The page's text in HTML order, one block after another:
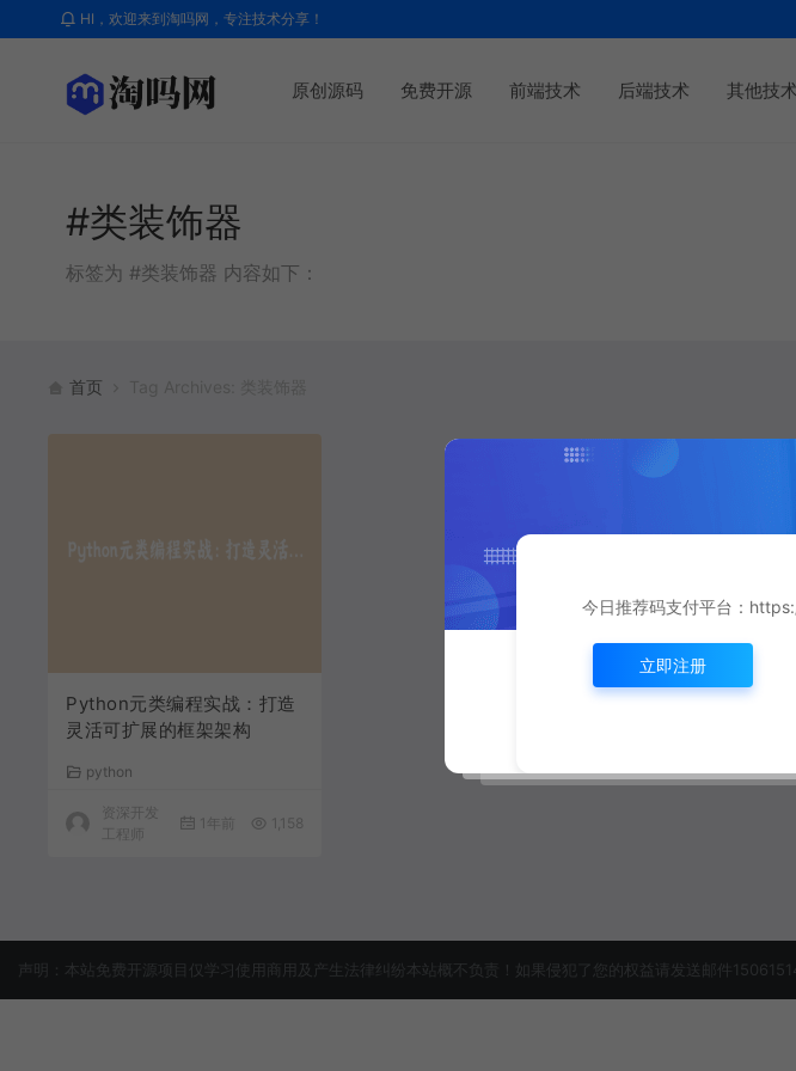
HI，欢迎来到淘吗网，专注技术分享！
原创源码 免费开源 前端技术 后端技术 其他技术
#类装饰器
标签为 #类装饰器 内容如下：
首页
Python元类编程实战：打造
灵活可扩展的框架架构
python
资深开发
工程师
1年前 1,158
声明：本站免费开源项目仅学习使用商用及产生法律纠纷本站概不负责！如果侵犯了您的权益请发送邮件
今日推荐码支付平台：
立即注册